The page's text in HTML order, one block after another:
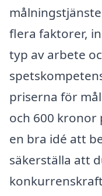
flera faktorer,
typ av arbete
priserna för
och 600 kronor
en bra idé att
säkerställa att